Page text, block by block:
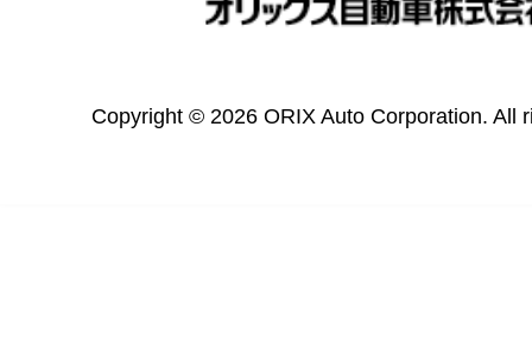
Copyright © 2026 ORIX Auto Corporation. All